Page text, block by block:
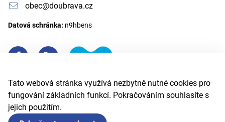
Tato webová stránka využívá nezbytně nutné cookies pro
fungování základních funkcí. Pokračováním souhlasíte s
jejich použitím.
obec@doubrava.cz
Datová schránka: n9hbens